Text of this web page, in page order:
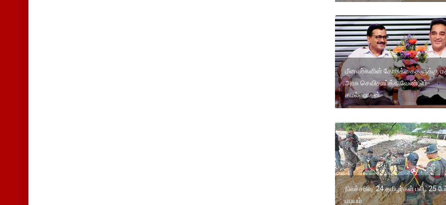
மீனவர்களின் கோரிக்கைகளுக்கு
அரசு செவிசாய்க்க வேண்டும்-
கமல்ஹாசன்
நிலச்சரிவு: 24 தமிழர்கள் பலி.. 25
மாயம்